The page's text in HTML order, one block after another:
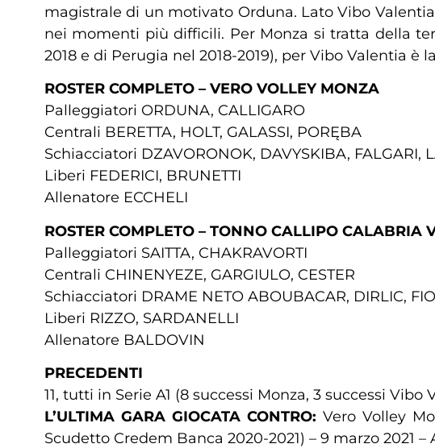
magistrale di un motivato Orduna. Lato Vibo
nei momenti più difficili. Per Monza si tratta della
2018 e di Perugia nel 2018-2019), per Vibo Valentia è
ROSTER COMPLETO – VERO VOLLEY MONZA
Palleggiatori ORDUNA, CALLIGARO
Centrali BERETTA, HOLT, GALASSI, PORĘBA
Schiacciatori DZAVORONOK, DAVYSKIBA, FALGARI,
Liberi FEDERICI, BRUNETTI
Allenatore ECCHELI
ROSTER COMPLETO – TONNO CALLIPO CALABRIA
Palleggiatori SAITTA, CHAKRAVORTI
Centrali CHINENYEZE, GARGIULO, CESTER
Schiacciatori DRAME NETO ABOUBACAR, DIRLIC,
Liberi RIZZO, SARDANELLI
Allenatore BALDOVIN
PRECEDENTI
11, tutti in Serie A1 (8 successi Monza, 3 successi Vibo
L’ULTIMA GARA GIOCATA CONTRO: Vero Volley
Scudetto Credem Banca 2020-2021) – 9 marzo 2021 –